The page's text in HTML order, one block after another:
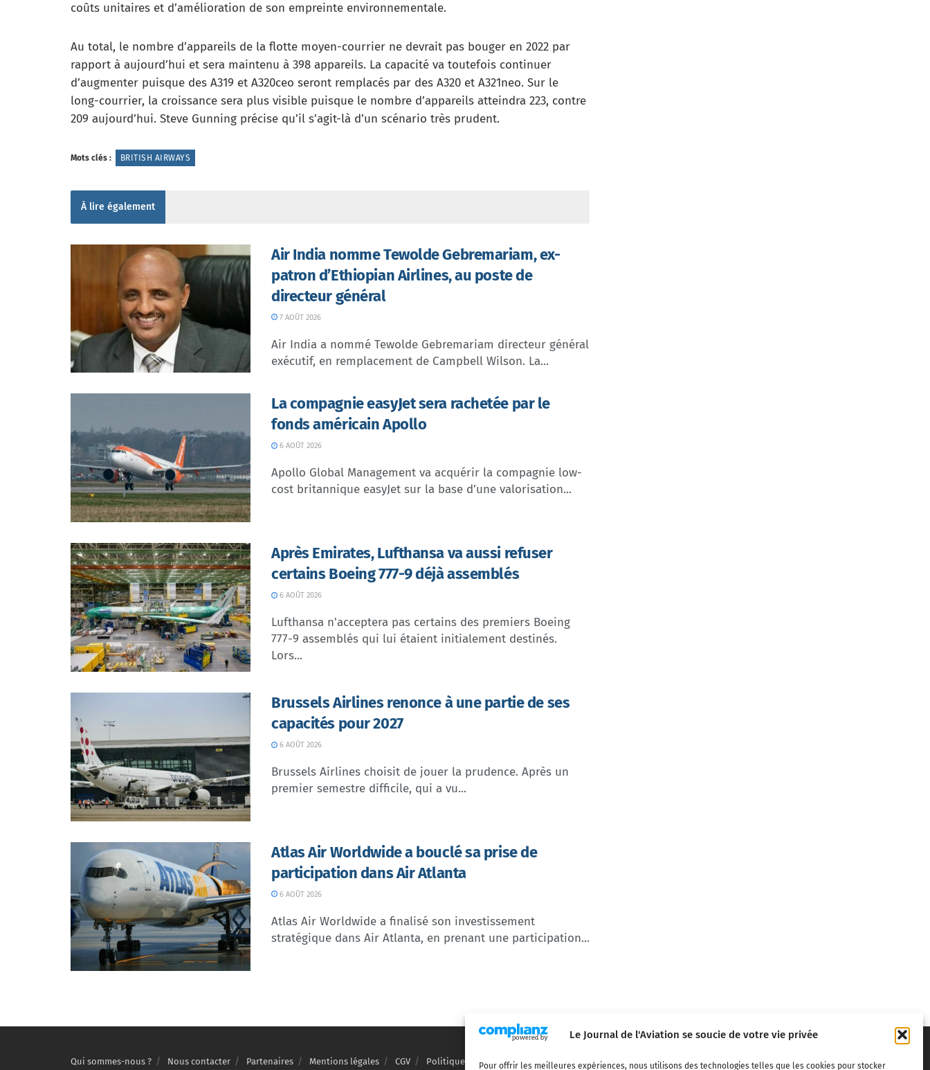
Le Journal de l'Aviation se soucie de votre vie privée
Pour offrir les meilleures expériences, nous utilisons des technologies telles que les cookies pour stocker
coûts unitaires et d’amélioration de son empreinte environnementale.
Au total, le nombre d’appareils de la flotte moyen-courrier ne devrait pas bouger en 2022 par
rapport à aujourd’hui et sera maintenu à 398 appareils. La capacité va toutefois continuer
d’augmenter puisque des A319 et A320ceo seront remplacés par des A320 et A321neo. Sur le
long-courrier, la croissance sera plus visible puisque le nombre d’appareils atteindra 223, contre
209 aujourd’hui. Steve Gunning précise qu’il s’agit-là d’un scénario très prudent.
Mots clés : BRITISH AIRWAYS
À lire également
Air India nomme Tewolde Gebremariam, ex-
patron d’Ethiopian Airlines, au poste de
directeur général
7 AOÛT 2026
Air India a nommé Tewolde Gebremariam directeur général
exécutif, en remplacement de Campbell Wilson. La...
La compagnie easyJet sera rachetée par le
fonds américain Apollo
6 AOÛT 2026
Apollo Global Management va acquérir la compagnie low-
cost britannique easyJet sur la base d’une valorisation...
Après Emirates, Lufthansa va aussi refuser
certains Boeing 777-9 déjà assemblés
6 AOÛT 2026
Lufthansa n'acceptera pas certains des premiers Boeing
777-9 assemblés qui lui étaient initialement destinés.
Lors...
Brussels Airlines renonce à une partie de ses
capacités pour 2027
6 AOÛT 2026
Brussels Airlines choisit de jouer la prudence. Après un
premier semestre difficile, qui a vu...
Atlas Air Worldwide a bouclé sa prise de
participation dans Air Atlanta
6 AOÛT 2026
Atlas Air Worldwide a finalisé son investissement
stratégique dans Air Atlanta, en prenant une participation...
Qui sommes-nous ? Nous contacter Partenaires Mentions légales CGV Politique de confidentialité